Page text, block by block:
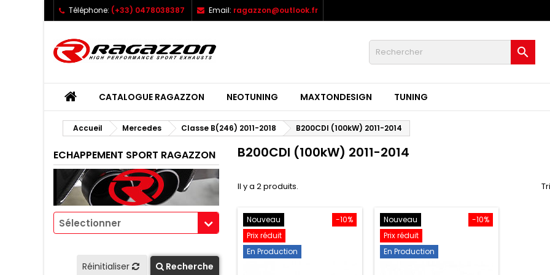
Téléphone: (+33) 0478038387 Email: ragazzon@outlook.fr

CATALOGUE RAGAZZON NEOTUNING MAXTONDESIGN TUNING
Accueil Mercedes Classe B(246) 2011-2018 B200CDI (100kW) 2011-2014
ECHAPPEMENT SPORT RAGAZZON
Sélectionner
Réinitialiser Recherche
B200CDI (100kW) 2011-2014
Il y a 2 produits.
-10%
Nouveau
Prix réduit
En Production
-10%
Nouveau
Prix réduit
En Production